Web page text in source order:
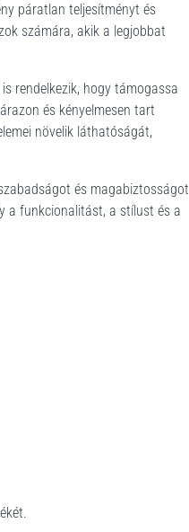
páratlan teljesítményt és
számára, akik a legjobbat
rendelkezik, hogy támogassa
és kényelmesen tart
növelik láthatóságát,
és magabiztosságot
a funkcionalitást, a stílust és a